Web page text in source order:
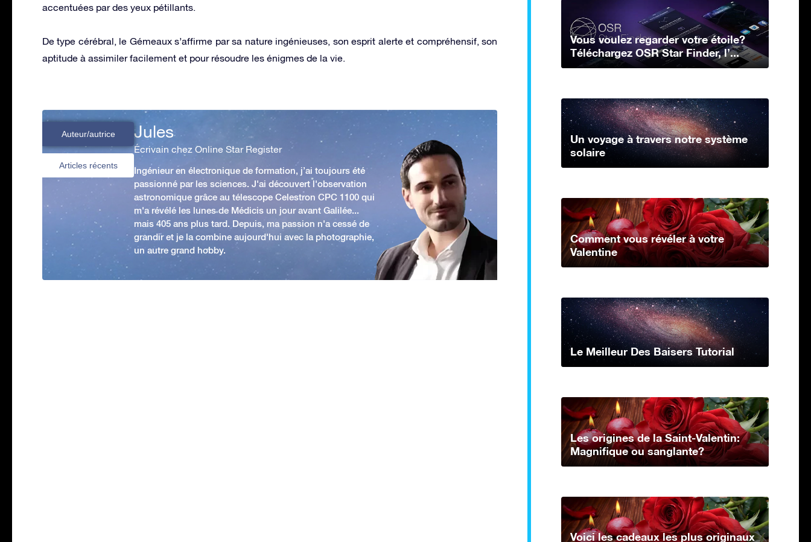
accentuées par des yeux pétillants.
De type cérébral, le Gémeaux s’affirme par sa nature ingénieuses, son esprit alerte et compréhensif, son
aptitude à assimiler facilement et pour résoudre les énigmes de la vie.
Auteur/autrice
Articles récents
Jules
Écrivain chez Online Star Register
Ingénieur en électronique de formation, j’ai toujours été
passionné par les sciences. J'ai découvert l'observation
astronomique grâce au télescope Celestron CPC 1100 qui
m'a révélé les lunes de Médicis un jour avant Galilée...
mais 405 ans plus tard. Depuis, ma passion n'a cessé de
grandir et je la combine aujourd'hui avec la photographie,
un autre grand hobby.
Vous voulez regarder votre étoile?
Téléchargez OSR Star Finder, l’...
Un voyage à travers notre système
solaire
Comment vous révéler à votre
Valentine
Le Meilleur Des Baisers Tutorial
Les origines de la Saint-Valentin:
Magnifique ou sanglante?
Voici les cadeaux les plus originaux